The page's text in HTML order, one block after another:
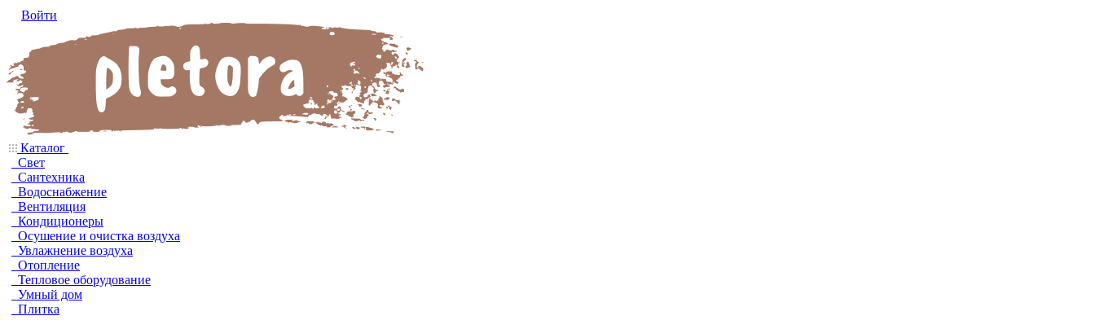
Войти
Каталог
Свет
Сантехника
Водоснабжение
Вентиляция
Кондиционеры
Осушение и очистка воздуха
Увлажнение воздуха
Отопление
Тепловое оборудование
Умный дом
Плитка